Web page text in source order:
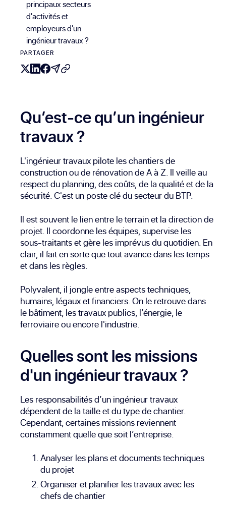
principaux secteurs
d'activités et
employeurs d'un
ingénieur travaux ?
PARTAGER
Qu’est-ce qu’un ingénieur
travaux ?
L'ingénieur travaux pilote les chantiers de
construction ou de rénovation de A à Z. Il veille au
respect du planning, des coûts, de la qualité et de la
sécurité. C'est un poste clé du secteur du BTP.
Il est souvent le lien entre le terrain et la direction de
projet. Il coordonne les équipes, supervise les
sous-traitants et gère les imprévus du quotidien. En
clair, il fait en sorte que tout avance dans les temps
et dans les règles.
Polyvalent, il jongle entre aspects techniques,
humains, légaux et financiers. On le retrouve dans
le bâtiment, les travaux publics, l’énergie, le
ferroviaire ou encore l'industrie.
Quelles sont les missions
d'un ingénieur travaux ?
Les responsabilités d’un ingénieur travaux
dépendent de la taille et du type de chantier.
Cependant, certaines missions reviennent
constamment quelle que soit l’entreprise.
Analyser les plans et documents techniques
du projet
Organiser et planifier les travaux avec les
chefs de chantier